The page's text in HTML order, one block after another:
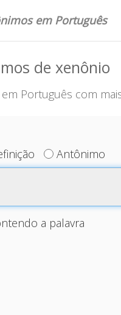
em Português
de xenônio
Português com
Antônimo
a palavra